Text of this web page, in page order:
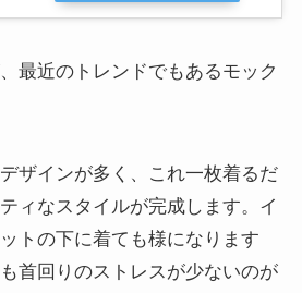
最近のトレンドでもあるモック
ザインが多く、これ一枚着るだ
ィなスタイルが完成します。イ
トの下に着ても様になります
首回りのストレスが少ないのが